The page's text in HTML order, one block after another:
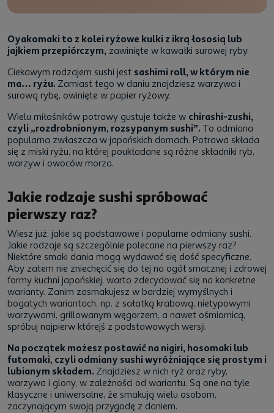
Oyakomaki to z kolei ryżowe kulki z ikrą łososią lub
jajkiem przepiórczym, zawinięte w kawałki surowej ryby.
Ciekawym rodzajem sushi jest sashimi roll, w którym nie
ma… ryżu. Zamiast tego w daniu znajdziesz warzywa i
surową rybę, owinięte w papier ryżowy.
Wielu miłośników potrawy gustuje także w chirashi-zushi,
czyli „rozdrobnionym, rozsypanym sushi”. To odmiana
popularna zwłaszcza w japońskich domach. Potrawa składa
się z miski ryżu, na której poukładane są różne składniki ryb,
warzyw i owoców morza.
Jakie rodzaje sushi spróbować
pierwszy raz?
Wiesz już, jakie są podstawowe i popularne odmiany sushi.
Jakie rodzaje są szczególnie polecane na pierwszy raz?
Niektóre smaki dania mogą wydawać się dość specyficzne.
Aby zatem nie zniechęcić się do tej na ogół smacznej i zdrowej
formy kuchni japońskiej, warto zdecydować się na konkretne
warianty. Zanim zasmakujesz w bardziej wymyślnych i
bogatych wariantach, np. z sałatką krabową, nietypowymi
warzywami, grillowanym węgorzem, a nawet ośmiornicą,
spróbuj najpierw którejś z podstawowych wersji.
Na początek możesz postawić na nigiri, hosomaki lub
futomaki, czyli odmiany sushi wyróżniające się prostym i
lubianym składem. Znajdziesz w nich ryż oraz ryby,
warzywa i glony, w zależności od wariantu. Są one na tyle
klasyczne i uniwersalne, że smakują wielu osobom,
zaczynającym swoją przygodę z daniem.